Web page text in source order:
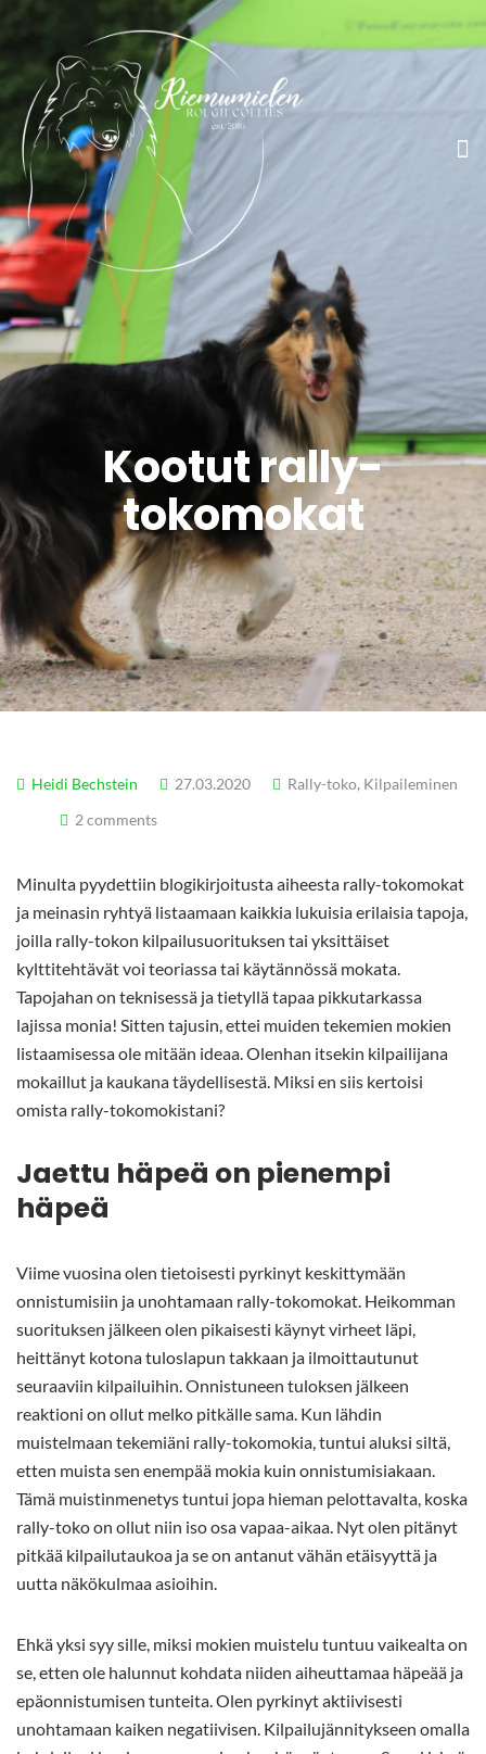
Kootut rally-
tokomokat
Heidi Bechstein 27.03.2020 Rally-toko, Kilpaileminen
2 comments
Minulta pyydettiin blogikirjoitusta aiheesta rally-tokomokat
ja meinasin ryhtyä listaamaan kaikkia lukuisia erilaisia tapoja,
joilla rally-tokon kilpailusuorituksen tai yksittäiset
kylttitehtävät voi teoriassa tai käytännössä mokata.
Tapojahan on teknisessä ja tietyllä tapaa pikkutarkassa
lajissa monia! Sitten tajusin, ettei muiden tekemien mokien
listaamisessa ole mitään ideaa. Olenhan itsekin kilpailijana
mokaillut ja kaukana täydellisestä. Miksi en siis kertoisi
omista rally-tokomokistani?
Jaettu häpeä on pienempi
häpeä
Viime vuosina olen tietoisesti pyrkinyt keskittymään
onnistumisiin ja unohtamaan rally-tokomokat. Heikomman
suorituksen jälkeen olen pikaisesti käynyt virheet läpi,
heittänyt kotona tuloslapun takkaan ja ilmoittautunut
seuraaviin kilpailuihin. Onnistuneen tuloksen jälkeen
reaktioni on ollut melko pitkälle sama. Kun lähdin
muistelmaan tekemiäni rally-tokomokia, tuntui aluksi siltä,
etten muista sen enempää mokia kuin onnistumisiakaan.
Tämä muistinmenetys tuntui jopa hieman pelottavalta, koska
rally-toko on ollut niin iso osa vapaa-aikaa. Nyt olen pitänyt
pitkää kilpailutaukoa ja se on antanut vähän etäisyyttä ja
uutta näkökulmaa asioihin.
Ehkä yksi syy sille, miksi mokien muistelu tuntuu vaikealta on
se, etten ole halunnut kohdata niiden aiheuttamaa häpeää ja
epäonnistumisen tunteita. Olen pyrkinyt aktiivisesti
unohtamaan kaiken negatiivisen. Kilpailujännitykseen omalla